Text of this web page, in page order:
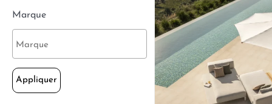
Marque
Appliquer